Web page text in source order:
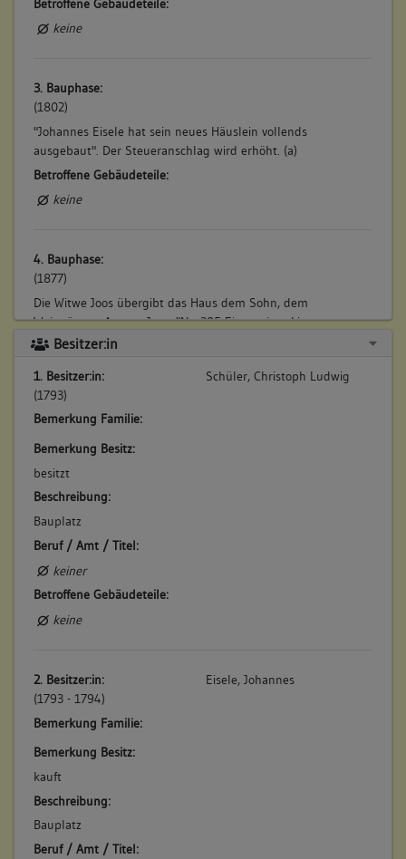
Betroffene Gebäudeteile:
keine
3. Bauphase:
(1802)
"Johannes Eisele hat sein neues Häuslein vollends
ausgebaut". Der Steueranschlag wird erhöht. (a)
Betroffene Gebäudeteile:
keine
4. Bauphase:
(1877)
Die Witwe Joos übergibt das Haus dem Sohn, dem
Weingärtner August Joos: "Nr. 305 Ein zweistockiges
Wohnhaus (56 qm) mit gewölbtem Keller, Hof (28 qm), in der
gehört damals ein Anteil an der Scheuer Vorstadt 30. (a)
Betroffene Gebäudeteile:
keine
Besitzer:in
1. Besitzer:in:
(1793)
Schüler, Christoph Ludwig
Bemerkung Familie:
Bemerkung Besitz:
besitzt
Beschreibung:
Bauplatz
Beruf / Amt / Titel:
keiner
Betroffene Gebäudeteile:
keine
2. Besitzer:in:
(1793 - 1794)
Eisele, Johannes
Bemerkung Familie:
Bemerkung Besitz:
kauft
Beschreibung:
Bauplatz
Beruf / Amt / Titel: